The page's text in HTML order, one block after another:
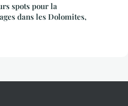
spots pour la
dans les Dolomites,